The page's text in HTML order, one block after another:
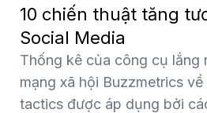
10 chiến thuật tăng
Social Media
Thống kê của công cụ lắng
mạng xã hội Buzzmetrics
tactics được áp dụng bởi